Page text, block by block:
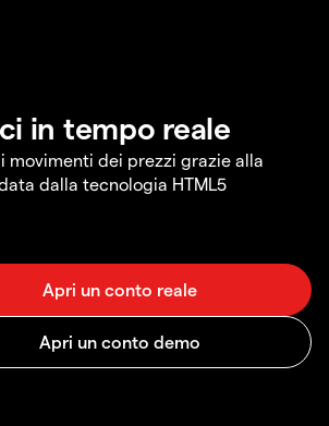
in tempo reale
movimenti dei prezzi grazie alla
dalla tecnologia HTML5